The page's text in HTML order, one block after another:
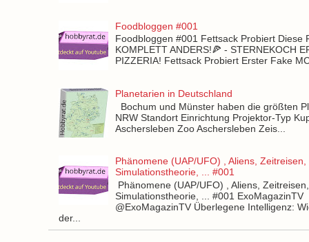
Foodbloggen #001
Foodbloggen #001 Fettsack Probiert Diese
KOMPLETT ANDERS!🍕 - STERNEKOCH
PIZZERIA! Fettsack Probiert Erster Fake
Planetarien in Deutschland
Bochum und Münster haben die größten
NRW Standort Einrichtung Projektor-Typ
Aschersleben Zoo Aschersleben Zeis...
Phänomene (UAP/UFO) , Aliens, Zeitreisen,
Simulationstheorie, ... #001
Phänomene (UAP/UFO) , Aliens, Zeitreisen,
Simulationstheorie, ... #001 ExoMagazinTV
@ExoMagazinTV Überlegene Intelligenz:
der...